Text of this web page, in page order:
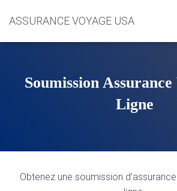
ASSURANCE VOYAGE USA
Soumission Assurance
Ligne
Obtenez une soumission